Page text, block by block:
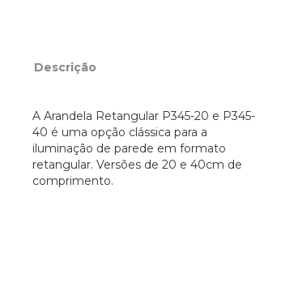
Descrição
A Arandela Retangular P345-20 e P345-
40 é uma opção clássica para a
iluminação de parede em formato
retangular. Versões de 20 e 40cm de
comprimento.